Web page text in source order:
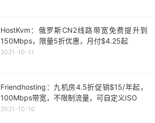
HostKvm：俄罗斯CN2线路带宽免费提升到
150Mbps，限量5折优惠，月付$4.25起
2021-10-11
Friendhosting：九机房4.5折促销$15/年起，
100Mbps带宽，不限制流量，可自定义ISO
2021-10-10